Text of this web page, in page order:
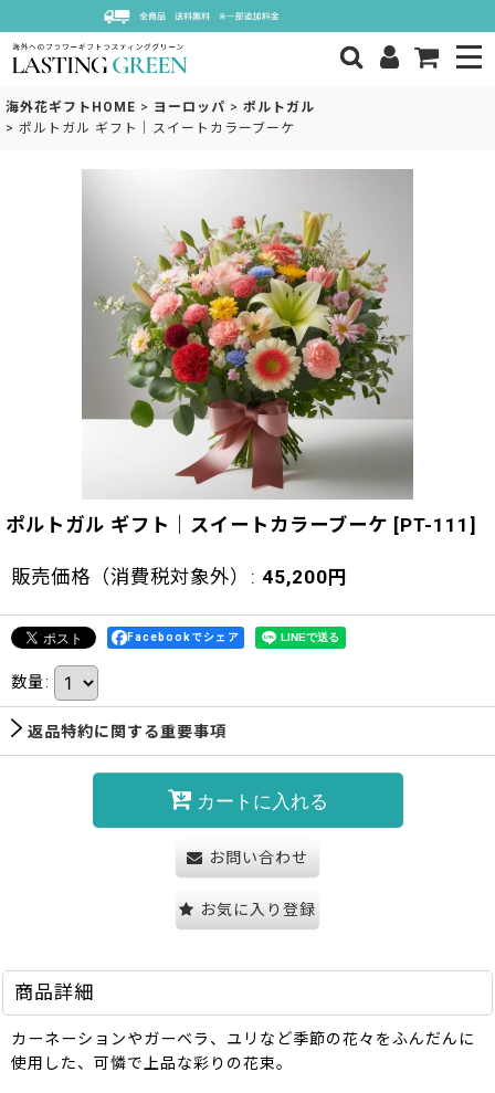
海外花ギフトHOME > ヨーロッパ > ポルトガル
> ポルトガル ギフト｜スイートカラーブーケ
ポルトガル ギフト｜スイートカラーブーケ [PT-111 ]
販売価格（消費税対象外） : 45,200 円
Facebookでシェア
数量:
返品特約に関する重要事項
カートに入れる
お問い合わせ
お気に入り登録
商品詳細
カーネーションやガーベラ、ユリなど季節の花々をふんだんに
使用した、可憐で上品な彩りの花束。